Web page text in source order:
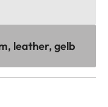
leather, gelb